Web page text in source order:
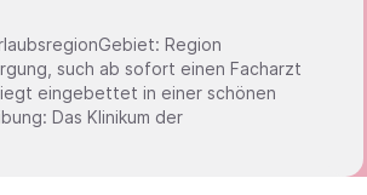
Region
eingebettet in einer schönen
der